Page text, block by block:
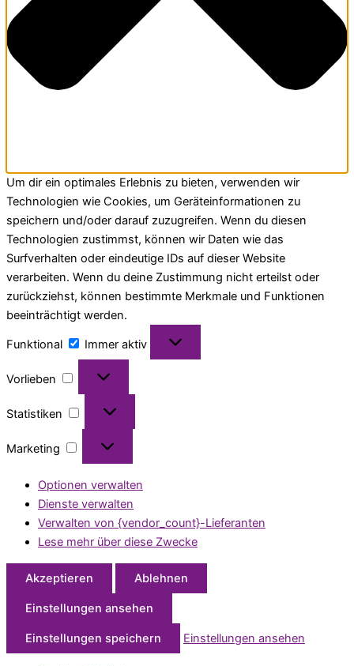
Um dir ein optimales Erlebnis zu bieten, verwenden wir
Technologien wie Cookies, um Geräteinformationen zu
speichern und/oder darauf zuzugreifen. Wenn du diesen
Technologien zustimmst, können wir Daten wie das
Surfverhalten oder eindeutige IDs auf dieser Website
verarbeiten. Wenn du deine Zustimmung nicht erteilst oder
zurückziehst, können bestimmte Merkmale und Funktionen
beeinträchtigt werden.
Funktional Immer aktiv
Vorlieben
Statistiken
Marketing
Optionen verwalten
Dienste verwalten
Verwalten von {vendor_count}-Lieferanten
Lese mehr über diese Zwecke
Akzeptieren Ablehnen
Einstellungen ansehen
Einstellungen speichern Einstellungen ansehen